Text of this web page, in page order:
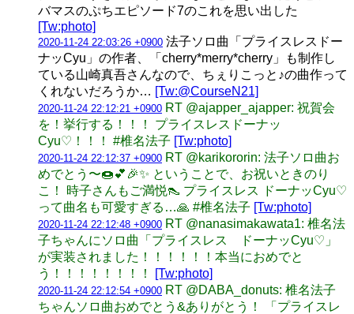
バマスのぷちエピソード7のこれを思い出した
[Tw:photo]
2020-11-24 22:03:26 +0900 法子ソロ曲「プライスレスドー
ナッCyu」の作者、「cherry*merry*cherry」も制作し
ている山崎真吾さんなので、ちぇりこっと♪の曲作って
くれないだろうか… [Tw:@CourseN21]
2020-11-24 22:12:21 +0900 RT @ajapper_ajapper: 祝賀会
を！挙行する！！！ プライスレスドーナッ
Cyu♡！！！ #椎名法子 [Tw:photo]
2020-11-24 22:12:37 +0900 RT @karikororin: 法子ソロ曲お
めでとう〜🍩💕🎉✨ ということで、お祝いときのり
こ！ 時子さんもご満悦👠 プライスレス ドーナッCyu♡
って曲名も可愛すぎる…🙏 #椎名法子 [Tw:photo]
2020-11-24 22:12:48 +0900 RT @nanasimakawata1: 椎名法
子ちゃんにソロ曲「プライスレス ドーナッCyu♡」
が実装されました！！！！！！本当におめでと
う！！！！！！！！
[Tw:photo]
2020-11-24 22:12:54 +0900 RT @DABA_donuts: 椎名法子
ちゃんソロ曲おめでとう&ありがとう！ 「プライスレ